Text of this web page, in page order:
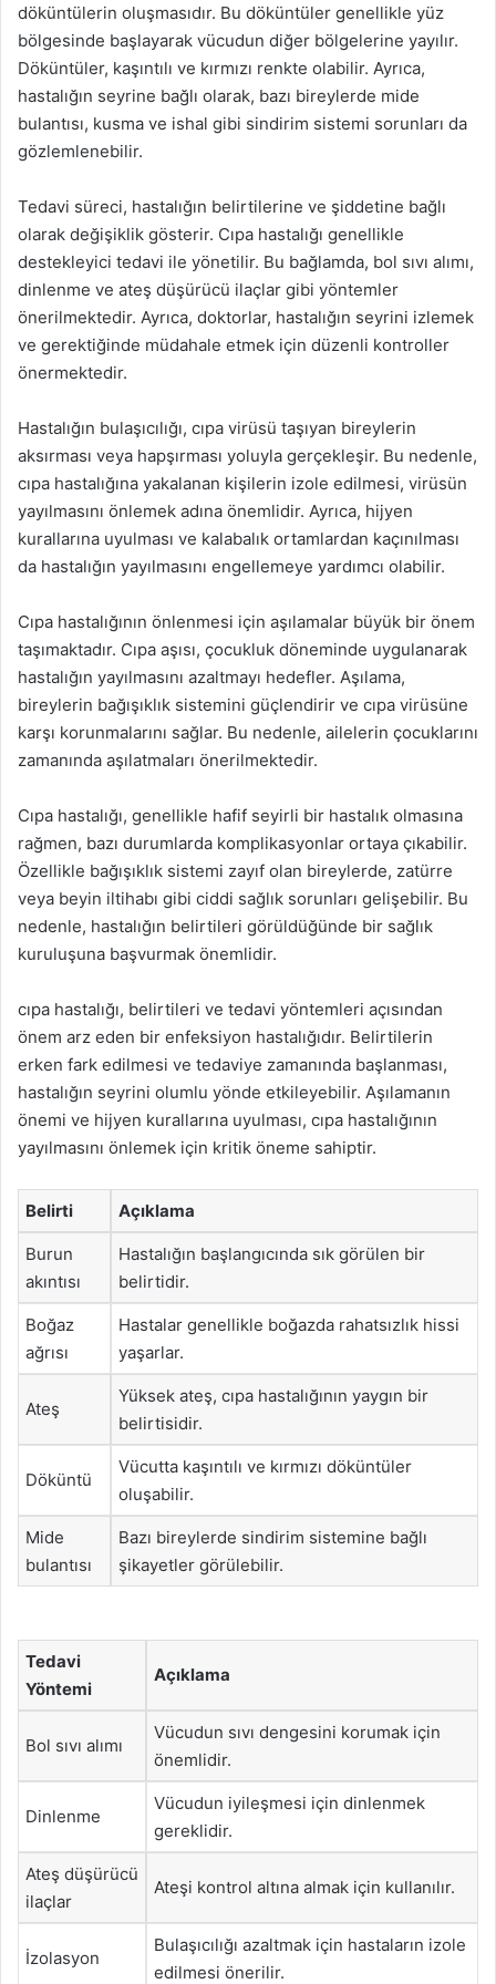
döküntülerin oluşmasıdır. Bu döküntüler genellikle yüz
bölgesinde başlayarak vücudun diğer bölgelerine yayılır.
Döküntüler, kaşıntılı ve kırmızı renkte olabilir. Ayrıca,
hastalığın seyrine bağlı olarak, bazı bireylerde mide
bulantısı, kusma ve ishal gibi sindirim sistemi sorunları da
gözlemlenebilir.
Tedavi süreci, hastalığın belirtilerine ve şiddetine bağlı
olarak değişiklik gösterir. Cıpa hastalığı genellikle
destekleyici tedavi ile yönetilir. Bu bağlamda, bol sıvı alımı,
dinlenme ve ateş düşürücü ilaçlar gibi yöntemler
önerilmektedir. Ayrıca, doktorlar, hastalığın seyrini izlemek
ve gerektiğinde müdahale etmek için düzenli kontroller
önermektedir.
Hastalığın bulaşıcılığı, cıpa virüsü taşıyan bireylerin
aksırması veya hapşırması yoluyla gerçekleşir. Bu nedenle,
cıpa hastalığına yakalanan kişilerin izole edilmesi, virüsün
yayılmasını önlemek adına önemlidir. Ayrıca, hijyen
kurallarına uyulması ve kalabalık ortamlardan kaçınılması
da hastalığın yayılmasını engellemeye yardımcı olabilir.
Cıpa hastalığının önlenmesi için aşılamalar büyük bir önem
taşımaktadır. Cıpa aşısı, çocukluk döneminde uygulanarak
hastalığın yayılmasını azaltmayı hedefler. Aşılama,
bireylerin bağışıklık sistemini güçlendirir ve cıpa virüsüne
karşı korunmalarını sağlar. Bu nedenle, ailelerin çocuklarını
zamanında aşılatmaları önerilmektedir.
Cıpa hastalığı, genellikle hafif seyirli bir hastalık olmasına
rağmen, bazı durumlarda komplikasyonlar ortaya çıkabilir.
Özellikle bağışıklık sistemi zayıf olan bireylerde, zatürre
veya beyin iltihabı gibi ciddi sağlık sorunları gelişebilir. Bu
nedenle, hastalığın belirtileri görüldüğünde bir sağlık
kuruluşuna başvurmak önemlidir.
cıpa hastalığı, belirtileri ve tedavi yöntemleri açısından
önem arz eden bir enfeksiyon hastalığıdır. Belirtilerin
erken fark edilmesi ve tedaviye zamanında başlanması,
hastalığın seyrini olumlu yönde etkileyebilir. Aşılamanın
önemi ve hijyen kurallarına uyulması, cıpa hastalığının
yayılmasını önlemek için kritik öneme sahiptir.
Belirti Açıklama
Burun
akıntısı
Hastalığın başlangıcında sık görülen bir
belirtidir.
Boğaz
ağrısı
Hastalar genellikle boğazda rahatsızlık hissi
yaşarlar.
Ateş
Yüksek ateş, cıpa hastalığının yaygın bir
belirtisidir.
Döküntü
Vücutta kaşıntılı ve kırmızı döküntüler
oluşabilir.
Mide
bulantısı
Bazı bireylerde sindirim sistemine bağlı
şikayetler görülebilir.
Tedavi
Yöntemi
Açıklama
Bol sıvı alımı
Vücudun sıvı dengesini korumak için
önemlidir.
Dinlenme
Vücudun iyileşmesi için dinlenmek
gereklidir.
Ateş düşürücü
ilaçlar
Ateşi kontrol altına almak için kullanılır.
İzolasyon
Bulaşıcılığı azaltmak için hastaların izole
edilmesi önerilir.